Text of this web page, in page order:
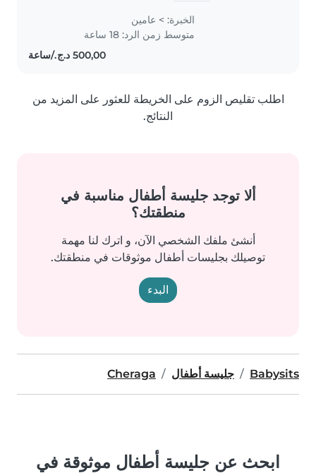
safe. I am caring, patient, and
reliable, and I would be
delighted to be part of a warm
الخبرة: > عامين
متوسط زمن الرد: 18 ساعة
اطلب تقليص الزوم على الخريطة للعثور على المزيد من
النتائج.
ألا توجد جليسة أطفال مناسبة في
منطقتك؟
أنشئ ملفك الشخصي الآن، و اترك لنا مهمة
توصيلك بجليسات أطفال موثوقات في منطقتك.
البدء
Babysits جليسة أطفال Cheraga
ابحث عن جليسة أطفال موثوقة في